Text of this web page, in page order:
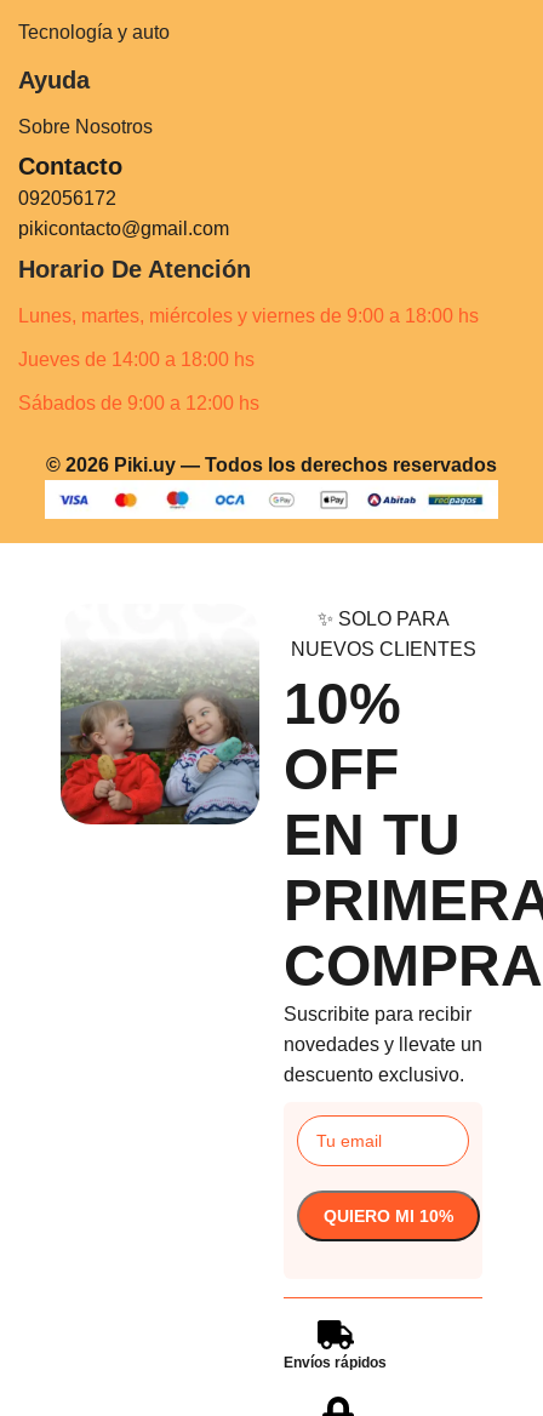
Tecnología y auto
Ayuda
Sobre Nosotros
Contacto
092056172
pikicontacto@gmail.com
Horario De Atención
Lunes, martes, miércoles y viernes de 9:00 a 18:00 hs
Jueves de 14:00 a 18:00 hs
Sábados de 9:00 a 12:00 hs
© 2026 Piki.uy — Todos los derechos reservados
✨ SOLO PARA
NUEVOS CLIENTES
10%
OFF
EN TU
COMPRA
Suscribite para recibir
novedades y llevate un
descuento exclusivo.
Envíos rápidos